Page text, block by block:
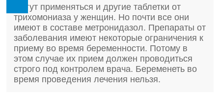
Могут применяться и другие таблетки от
трихомониаза у женщин. Но почти все они
имеют в составе метронидазол. Препараты от
заболевания имеют некоторые ограничения к
приему во время беременности. Потому в
этом случае их прием должен проводиться
строго под контролем врача. Беременеть во
время проведения лечения нельзя.